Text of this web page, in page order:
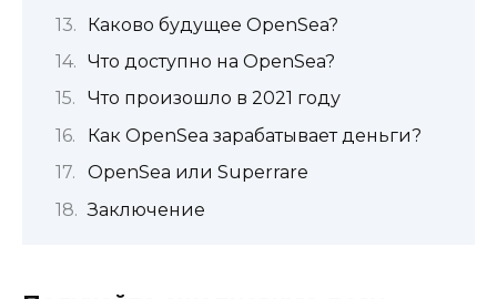
Каково будущее OpenSea?
Что доступно на OpenSea?
Что произошло в 2021 году
Как OpenSea зарабатывает деньги?
OpenSea или Superrare
Заключение